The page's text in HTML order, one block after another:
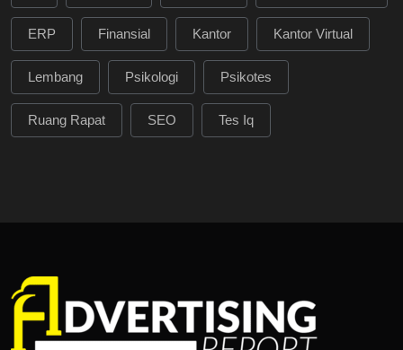
ERP Finansial Kantor Kantor Virtual
Lembang Psikologi Psikotes
Ruang Rapat SEO Tes Iq